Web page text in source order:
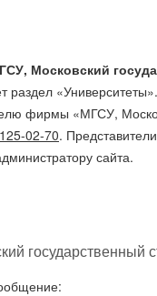
Московский
раздел
фирмы «МГСУ,
02-70.
сайта.
государственный